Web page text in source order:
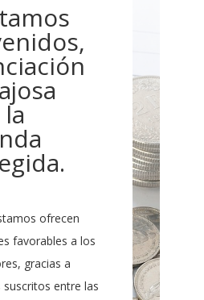
ofrecen
favorables a los
gracias a
suscritos entre las